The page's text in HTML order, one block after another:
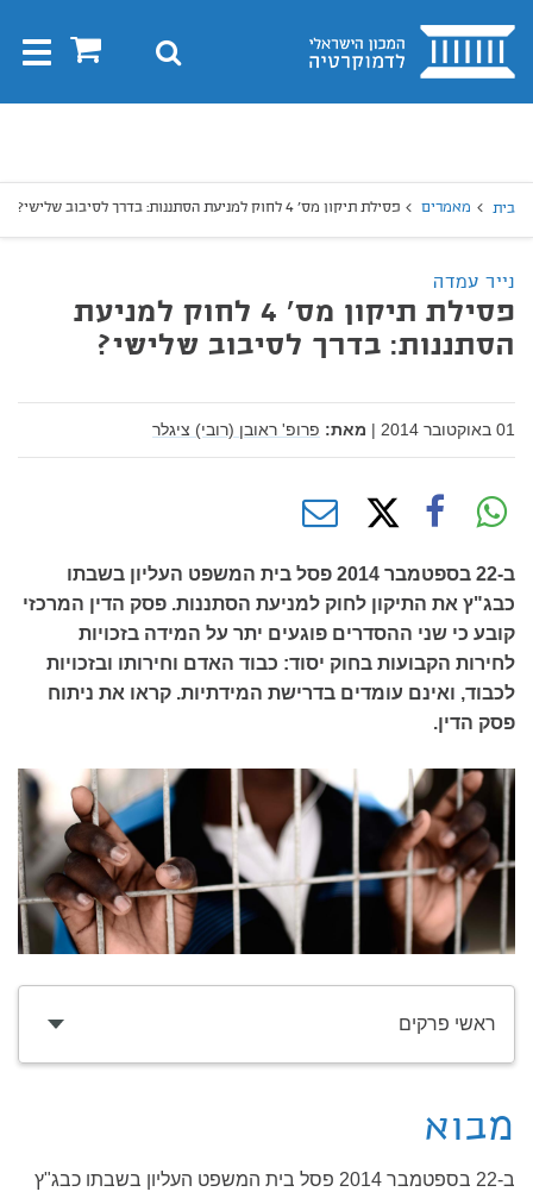
בית 0 חיפוש
בית מאמרים פסילת תיקון מס' 4 לחוק למניעת הסתננות: בדרך לסיבוב שלישי?
נייר עמדה
פסילת תיקון מס' 4 לחוק למניעת
הסתננות: בדרך לסיבוב שלישי?
01 באוקטובר 2014 | מאת: פרופ' ראובן (רובי) ציגלר
ב-22 בספטמבר 2014 פסל בית המשפט העליון בשבתו
כבג"ץ את התיקון לחוק למניעת הסתננות. פסק הדין המרכזי
קובע כי שני ההסדרים פוגעים יתר על המידה בזכויות
לחירות הקבועות בחוק יסוד: כבוד האדם וחירותו ובזכויות
לכבוד, ואינם עומדים בדרישת המידתיות. קראו את ניתוח
פסק הדין.
ראשי פרקים
מבוא
ב-22 בספטמבר 2014 פסל בית המשפט העליון בשבתו כבג"ץ